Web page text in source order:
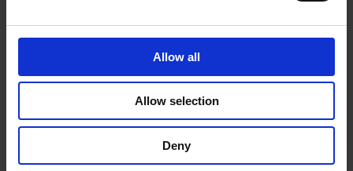
Allow all
Allow selection
Deny